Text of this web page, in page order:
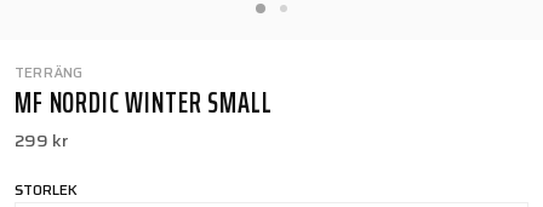
TERRÄNG
MF NORDIC WINTER SMALL
299 kr
STORLEK